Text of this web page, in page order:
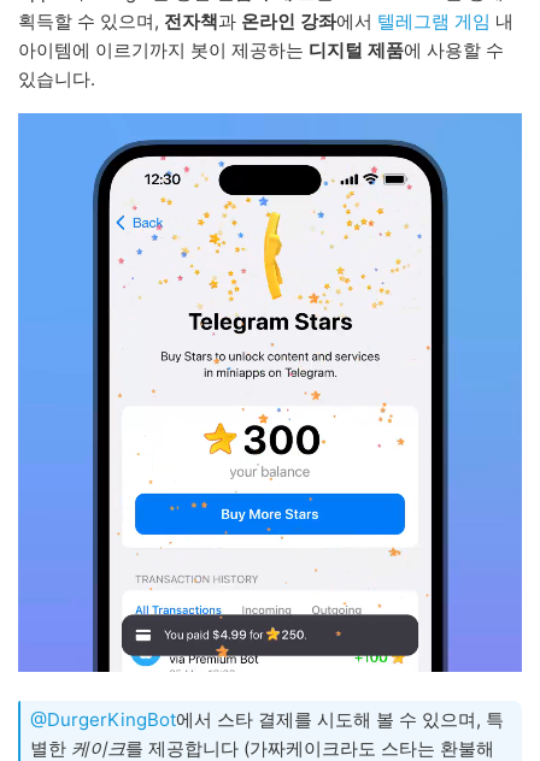
획득할 수 있으며, 전자책과 온라인 강좌에서 텔레그램 게임 내
아이템에 이르기까지 봇이 제공하는 디지털 제품에 사용할 수
있습니다.
@DurgerKingBot에서 스타 결제를 시도해 볼 수 있으며, 특
별한 케이크를 제공합니다 (가짜케이크라도 스타는 환불해